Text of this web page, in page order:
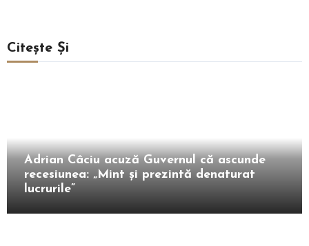
Citește Și
Adrian Câciu acuză Guvernul că ascunde
recesiunea: „Mint și prezintă denaturat
lucrurile”